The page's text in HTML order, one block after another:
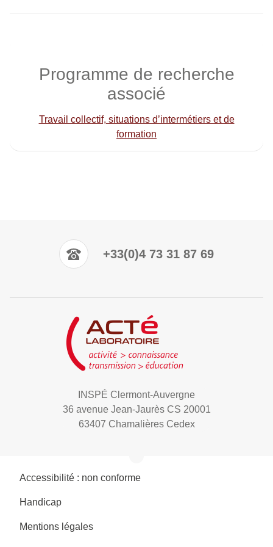
Programme de recherche
associé
Travail collectif, situations d’intermétiers et de
formation
+33(0)4 73 31 87 69
INSPÉ Clermont-Auvergne
36 avenue Jean-Jaurès CS 20001
63407 Chamalières Cedex
Accessibilité : non conforme
Handicap
Mentions légales